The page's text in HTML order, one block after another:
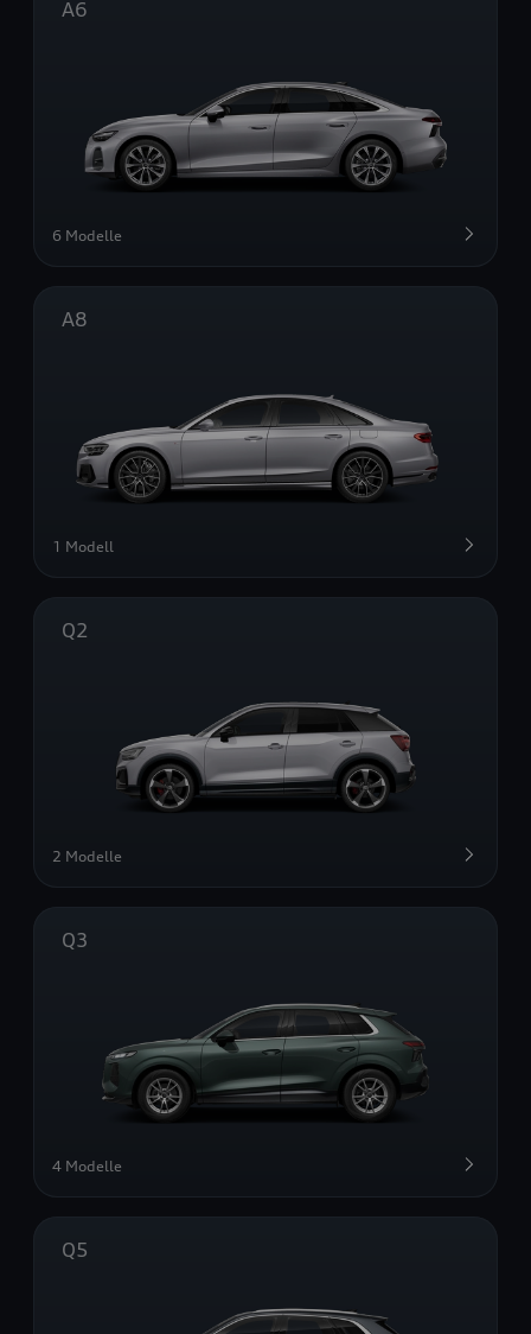
A6
6 Modelle
A8
1 Modell
Q2
2 Modelle
Q3
4 Modelle
Q5